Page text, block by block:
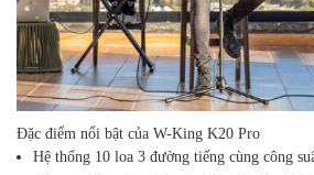
Đặc điểm nổi bật của W-King K20 Pro
Hệ thống 10 loa 3 đường tiếng cùng công